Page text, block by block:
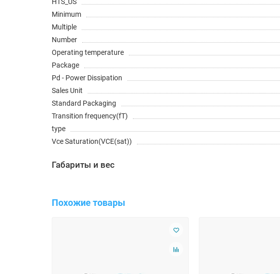
Minimum
Multiple
Number
Operating temperature
Package
Pd - Power Dissipation
Sales Unit
Standard Packaging
Transition frequency(fT)
type
Vce Saturation(VCE(sat))
Габариты и вес
Похожие товары